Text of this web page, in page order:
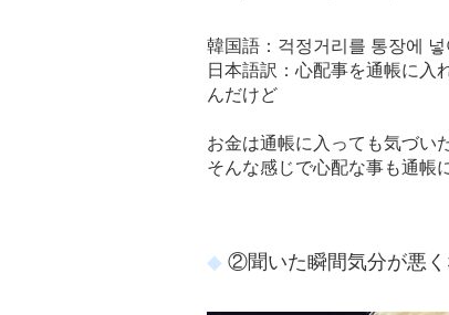
韓国語：걱정거리를 통장에
日本語訳：心配事を通帳に入
んだけど
お金は通帳に入っても気づい
そんな感じで心配な事も通帳
②聞いた瞬間気分が悪く